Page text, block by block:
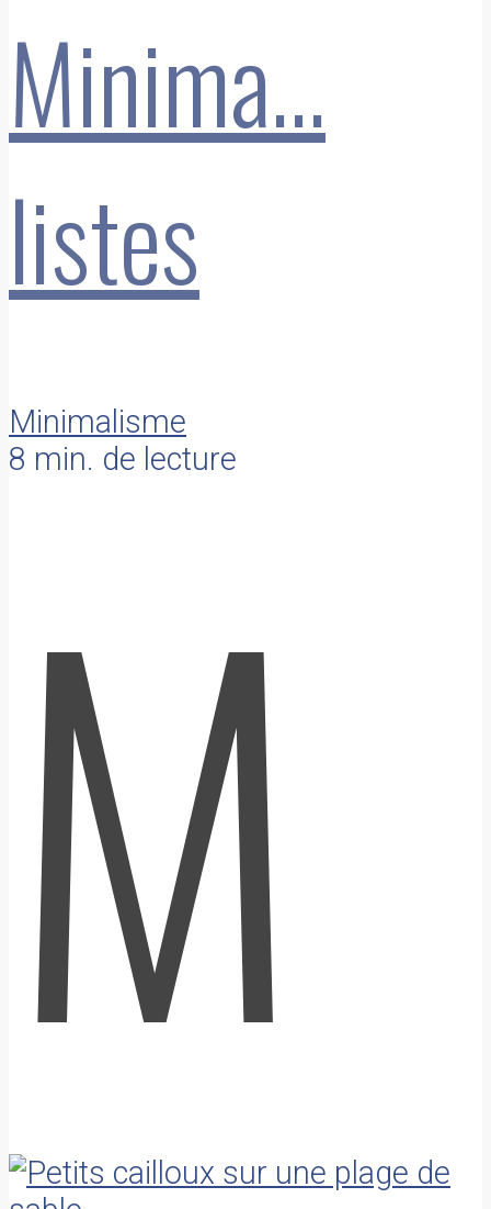
Minima…
listes
Minimalisme
8 min. de lecture
M